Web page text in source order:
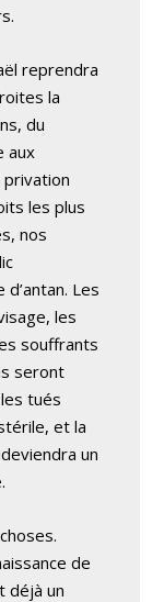
reprendra
la
du
aux
les plus
nos
Les
les
souffrants
seront
tués
et la
un
de
déjà un